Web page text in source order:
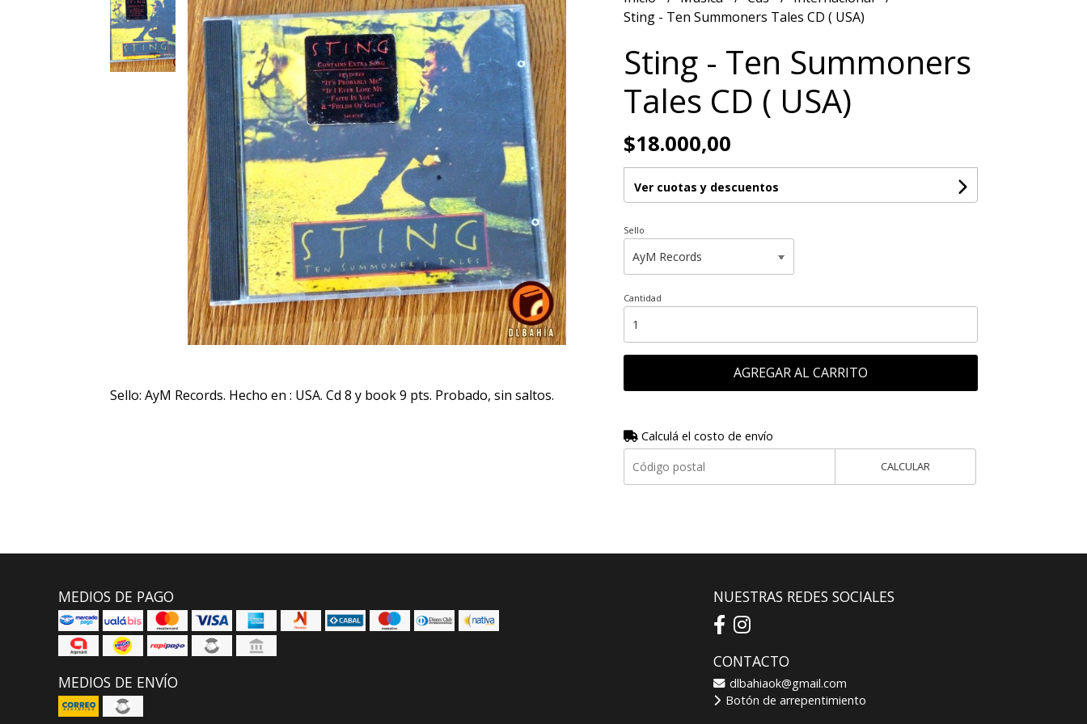
Sello: AyM Records. Hecho en : USA. Cd 8 y book 9 pts. Probado, sin saltos.
Sting - Ten Summoners Tales CD ( USA)
Sting - Ten Summoners
Tales CD ( USA)
$18.000,00
Ver cuotas y descuentos
Sello
Cantidad
AGREGAR AL CARRITO
Calculá el costo de envío
CALCULAR
MEDIOS DE PAGO
MEDIOS DE ENVÍO
NUESTRAS REDES SOCIALES
CONTACTO
dlbahiaok@gmail.com
Botón de arrepentimiento